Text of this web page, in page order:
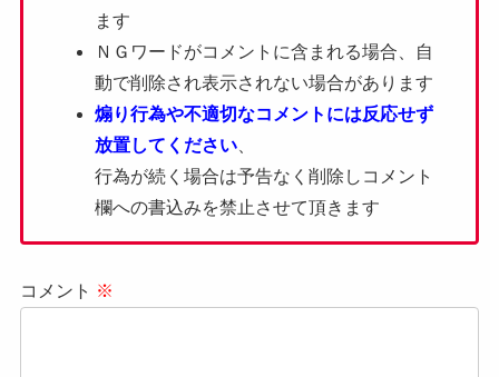
ます
ＮＧワードがコメントに含まれる場合、自
動で削除され表示されない場合があります
煽り行為や不適切なコメントには反応せず
放置してください
行為が続く場合は予告なく削除しコメント
欄への書込みを禁止させて頂きます
コメント ※